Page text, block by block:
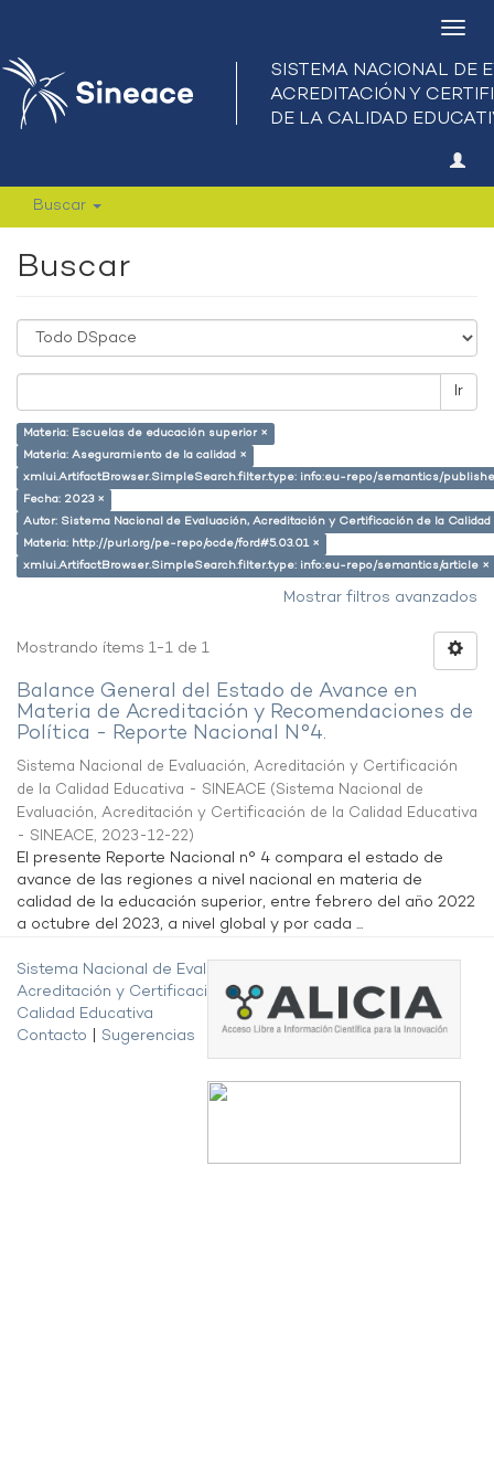
Buscar
Buscar
Ir
Materia: Escuelas de educación superior ×
Materia: Aseguramiento de la calidad ×
xmlui.ArtifactBrowser.SimpleSearch.filter.type: info:eu-repo/semantics/
Fecha: 2023 ×
Autor: Sistema Nacional de Evaluación, Acreditación y Certificación de la
Materia: http://purl.org/pe-repo/ocde/ford#5.03.01 ×
xmlui.ArtifactBrowser.SimpleSearch.filter.type: info:eu-repo/semantics/article ×
Mostrar filtros avanzados
Mostrando ítems 1-1 de 1
Balance General del Estado de Avance en
Materia de Acreditación y Recomendaciones de
Política - Reporte Nacional N°4.
Sistema Nacional de Evaluación, Acreditación y Certificación
de la Calidad Educativa - SINEACE (Sistema Nacional de
Evaluación, Acreditación y Certificación de la Calidad Educativa
- SINEACE, 2023-12-22)
El presente Reporte Nacional n° 4 compara el estado de
avance de las regiones a nivel nacional en materia de
calidad de la educación superior, entre febrero del año 2022
a octubre del 2023, a nivel global y por cada ...
Sistema Nacional de Evaluación,
Acreditación y Certificación de la
Calidad Educativa
Contacto
Sugerencias